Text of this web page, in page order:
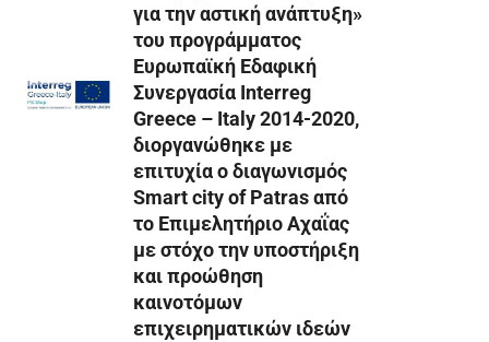
για την αστική ανάπτυξη»
του προγράμματος
Ευρωπαϊκή Εδαφική
Συνεργασία Interreg
Greece – Italy 2014-2020,
διοργανώθηκε με
επιτυχία ο διαγωνισμός
Smart city of Patras από
το Επιμελητήριο Αχαΐας
με στόχο την υποστήριξη
και προώθηση
καινοτόμων
επιχειρηματικών ιδεών